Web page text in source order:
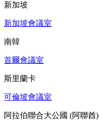
新加坡
新加坡會議室
南韓
首爾會議室
斯里蘭卡
可倫坡會議室
阿拉伯聯合大公國 (阿聯酋)